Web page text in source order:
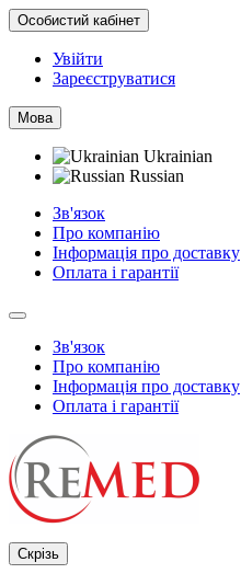
Особистий кабінет
Увійти
Зареєструватися
Мова
Ukrainian
Russian
Зв'язок
Про компанію
Інформація про доставку
Оплата і гарантії
Зв'язок
Про компанію
Інформація про доставку
Оплата і гарантії
Скрізь